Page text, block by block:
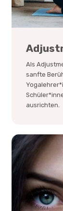
Als
sanfte
ausrichten.